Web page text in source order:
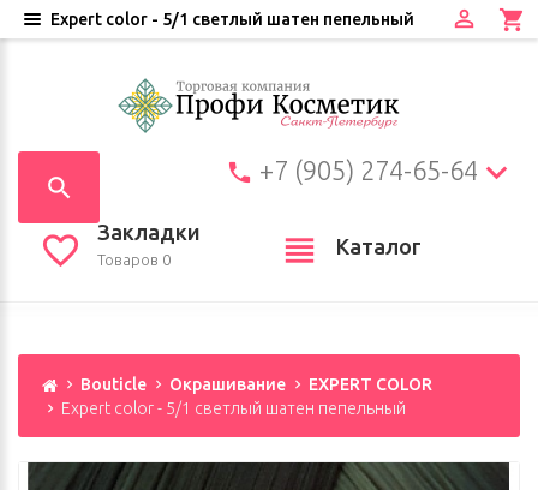
+7 (905) 274-65-64
Закладки
Товаров 0
Каталог
Bouticle Окрашивание
EXPERT COLOR
Expert color - 5/1 светлый шатен пепельный
Expert color - 5/1 светлый шатен пепельный